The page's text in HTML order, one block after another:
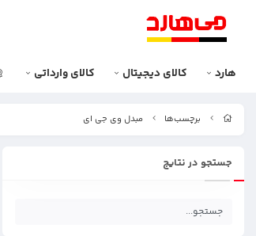
هارد کالای دیجیتال کالای وارداتی
برچسب‌ها مبدل وی جی ای
جستجو در نتایج